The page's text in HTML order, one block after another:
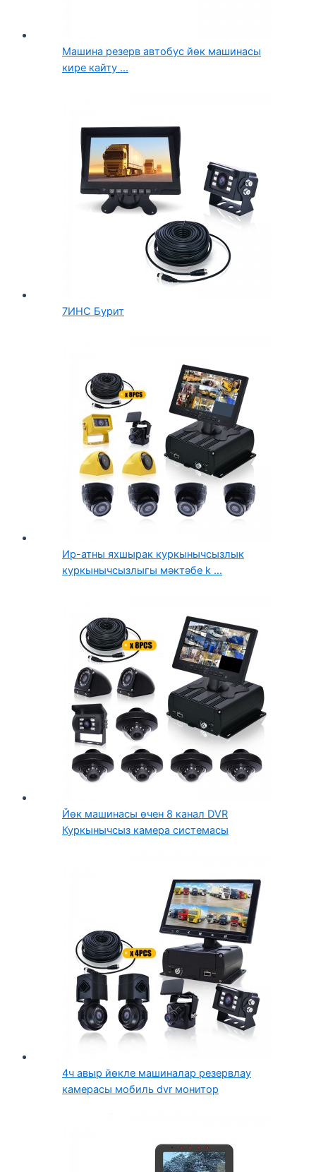
Машина резерв автобус йөк машинасы
кире кайту ...
7ИНC Бурит
Ир-атны яхшырак куркынычсызлык
куркынычсызлыгы мәктәбе k ...
Йөк машинасы өчен 8 канал DVR
Куркынычсыз камера системасы
4ч авыр йөкле машиналар резервлау
камерасы мобиль dvr монитор